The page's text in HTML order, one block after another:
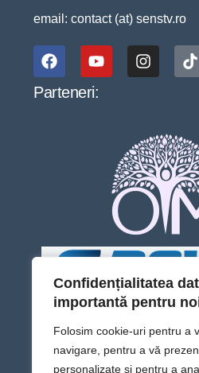
Confidențialitatea
importantă pentru
Folosim cookie-uri pentru a
navigare, pentru a vă
personalizate și pentru a
email: contact (at) senstv.ro
Parteneri: